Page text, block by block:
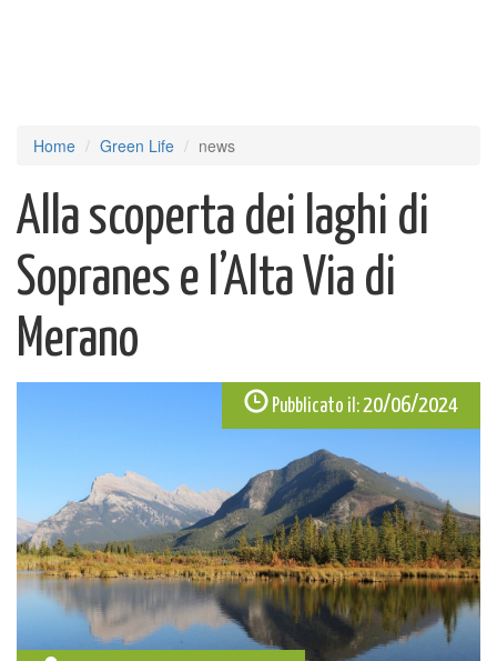
Home Green Life news
Alla scoperta dei laghi di
Sopranes e l’Alta Via di
Merano
Pubblicato il:20/06/2024